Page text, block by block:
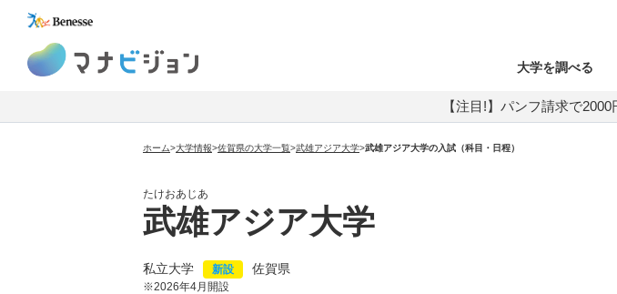
大学を調べる
【注目!】パンフ請求で
ホーム>大学情報>佐賀県の大学一覧>武雄アジア大学>武雄アジア大学の入試（科目・日程）
たけおあじあ
武雄アジア大学
私立大学 新設 佐賀県
※2026年4月開設